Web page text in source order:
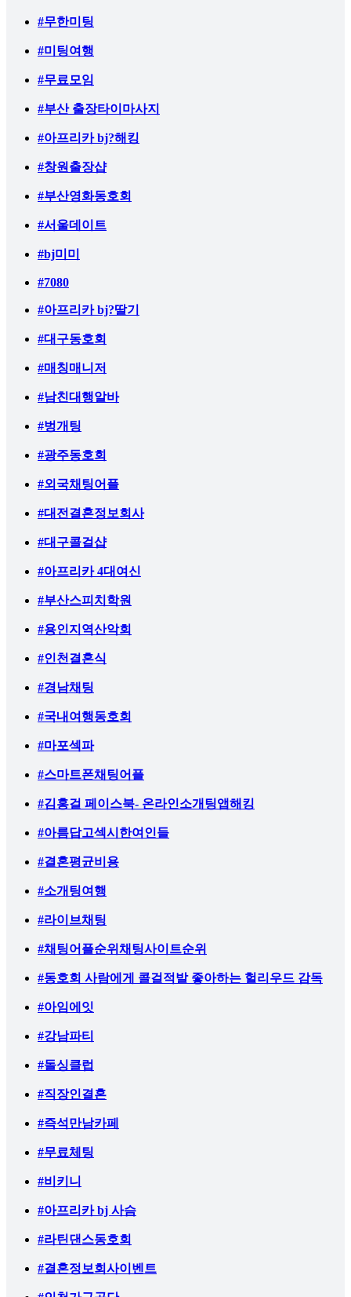
#무한미팅
#미팅여행
#무료모임
#부산 출장타이마사지
#아프리카 bj?해킹
#창원출장샵
#부산영화동호회
#서울데이트
#bj미미
#7080
#아프리카 bj?딸기
#대구동호회
#매칭매니저
#남친대행알바
#벙개팅
#광주동호회
#외국채팅어플
#대전결혼정보회사
#대구콜걸샵
#아프리카 4대여신
#부산스피치학원
#용인지역산악회
#인천결혼식
#경남채팅
#국내여행동호회
#마포섹파
#스마트폰채팅어플
#김홍걸 페이스북- 온라인소개팅앱해킹
#아름답고섹시한여인들
#결혼평균비용
#소개팅여행
#라이브채팅
#채팅어플순위채팅사이트순위
#동호회 사람에게 콜걸적발 좋아하는 헐리우드 감독
#아임에잇
#강남파티
#돌싱클럽
#직장인결혼
#즉석만남카페
#무료체팅
#비키니
#아프리카 bj 사슴
#라틴댄스동호회
#결혼정보회사이벤트